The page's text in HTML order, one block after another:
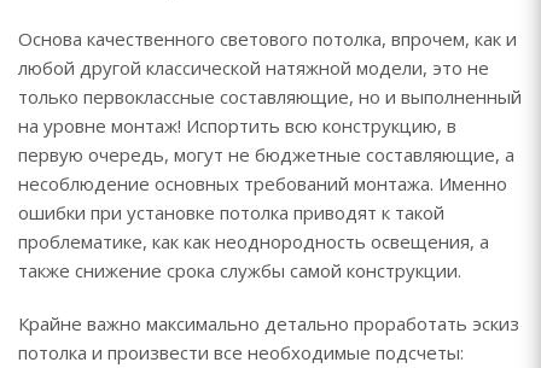
Основа качественного светового потолка, впрочем, как и
любой другой классической натяжной модели, это не
только первоклассные составляющие, но и выполненный
на уровне монтаж! Испортить всю конструкцию, в
первую очередь, могут не бюджетные составляющие, а
несоблюдение основных требований монтажа. Именно
ошибки при установке потолка приводят к такой
проблематике, как как неоднородность освещения, а
также снижение срока службы самой конструкции.
Крайне важно максимально детально проработать эскиз
потолка и произвести все необходимые подсчеты: